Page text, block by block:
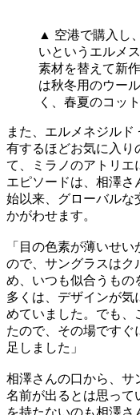
▲ 空港で購入し
いというエルメ
素材を替えて新
は秋冬用のウー
く、春夏のコッ
また、エルメネジル
有するほどお気に入り
て、ミラノのアトリエ
エピソードは、相澤さ
始以来、グローバルな
かがわせます。
「目の色素が薄いせ
ので、サングラスはク
め、いつも似合うもの
多くは、デザインが
めていました。でも、
たので、その場ですぐ
足しました」
相澤さんの口から、サ
名前が出るとは思って
を持たないのも相澤さ